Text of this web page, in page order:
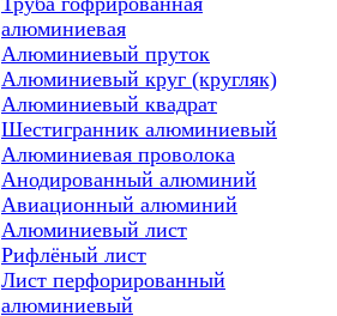
алюминиевая
Алюминиевый пруток
Алюминиевый круг (кругляк)
Алюминиевый квадрат
Шестигранник алюминиевый
Алюминиевая проволока
Анодированный алюминий
Авиационный алюминий
Алюминиевый лист
Рифлёный лист
Лист перфорированный
алюминиевый